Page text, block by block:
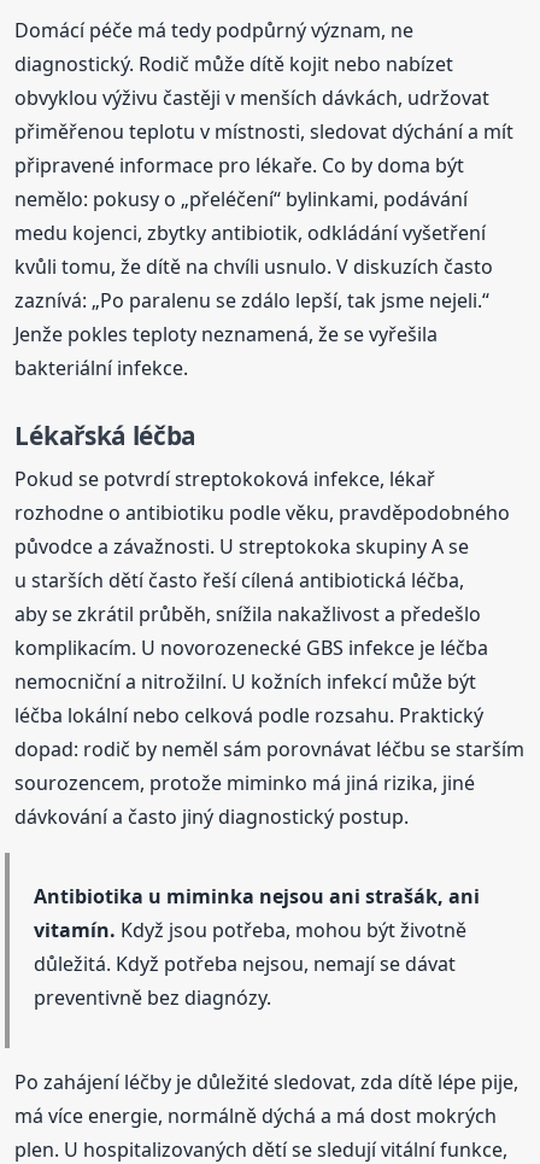
Domácí péče má tedy podpůrný význam, ne
diagnostický. Rodič může dítě kojit nebo nabízet
obvyklou výživu častěji v menších dávkách, udržovat
přiměřenou teplotu v místnosti, sledovat dýchání a mít
připravené informace pro lékaře. Co by doma být
nemělo: pokusy o „přeléčení“ bylinkami, podávání
medu kojenci, zbytky antibiotik, odkládání vyšetření
kvůli tomu, že dítě na chvíli usnulo. V diskuzích často
zaznívá: „Po paralenu se zdálo lepší, tak jsme nejeli.“
Jenže pokles teploty neznamená, že se vyřešila
bakteriální infekce.
Lékařská léčba
Pokud se potvrdí streptokoková infekce, lékař
rozhodne o antibiotiku podle věku, pravděpodobného
původce a závažnosti. U streptokoka skupiny A se
u starších dětí často řeší cílená antibiotická léčba,
aby se zkrátil průběh, snížila nakažlivost a předešlo
komplikacím. U novorozenecké GBS infekce je léčba
nemocniční a nitrožilní. U kožních infekcí může být
léčba lokální nebo celková podle rozsahu. Praktický
dopad: rodič by neměl sám porovnávat léčbu se starším
sourozencem, protože miminko má jiná rizika, jiné
dávkování a často jiný diagnostický postup.
Antibiotika u miminka nejsou ani strašák, ani
vitamín. Když jsou potřeba, mohou být životně
důležitá. Když potřeba nejsou, nemají se dávat
preventivně bez diagnózy.
Po zahájení léčby je důležité sledovat, zda dítě lépe pije,
má více energie, normálně dýchá a má dost mokrých
plen. U hospitalizovaných dětí se sledují vitální funkce,